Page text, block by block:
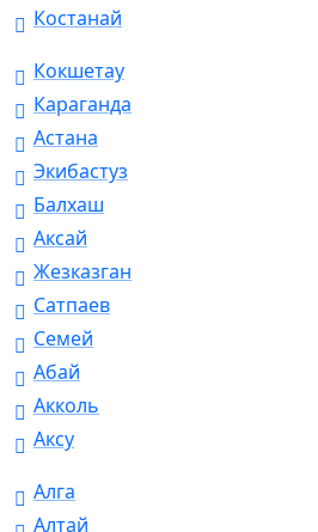
Костанай
Кокшетау
Караганда
Астана
Экибастуз
Балхаш
Аксай
Жезказган
Сатпаев
Семей
Абай
Акколь
Аксу
Алга
Алтай